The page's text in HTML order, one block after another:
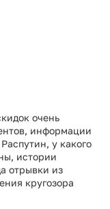
очень
информации
у какого
истории
отрывки из
кругозора